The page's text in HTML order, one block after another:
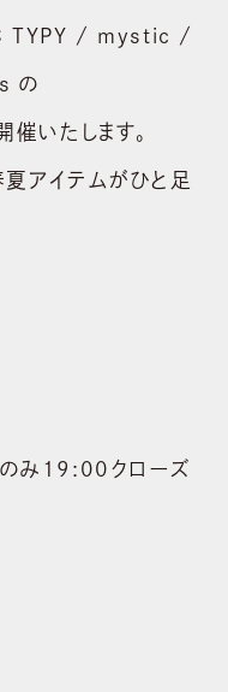
TYPY / mystic /
の
催いたします。
アイテムがひと足
19:00クローズ